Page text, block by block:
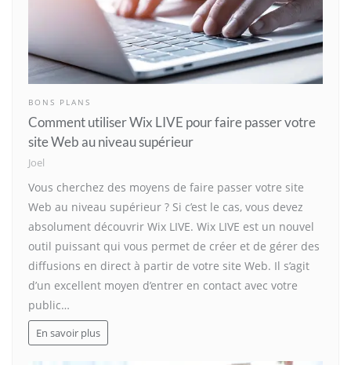
BONS PLANS
Comment utiliser Wix LIVE pour faire passer votre
site Web au niveau supérieur
Joel
Vous cherchez des moyens de faire passer votre site
Web au niveau supérieur ? Si c’est le cas, vous devez
absolument découvrir Wix LIVE. Wix LIVE est un nouvel
outil puissant qui vous permet de créer et de gérer des
diffusions en direct à partir de votre site Web. Il s’agit
d’un excellent moyen d’entrer en contact avec votre
public…
En savoir plus